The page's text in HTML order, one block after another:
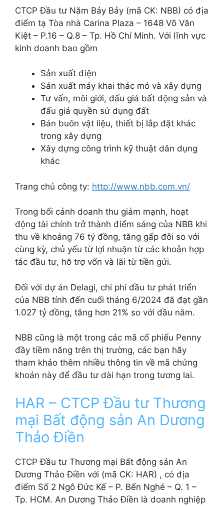
CTCP Đầu tư Năm Bảy Bảy (mã CK: NBB) có địa
điểm tạ Tòa nhà Carina Plaza – 1648 Võ Văn
Kiệt – P.16 – Q.8 – Tp. Hồ Chí Minh. Với lĩnh vực
kinh doanh bao gồm
Sản xuất điện
Sản xuất máy khai thác mỏ và xây dựng
Tư vấn, môi giới, đấu giá bất động sản và
đấu giá quyền sử dụng đất
Bán buôn vật liệu, thiết bị lắp đặt khác
trong xây dựng
Xây dựng công trình kỹ thuật dân dụng
khác
Trang chủ công ty: http://www.nbb.com.vn/
Trong bối cảnh doanh thu giảm mạnh, hoạt
động tài chính trở thành điểm sáng của NBB khi
thu về khoảng 76 tỷ đồng, tăng gấp đôi so với
cùng kỳ, chủ yếu từ lợi nhuận từ các khoản hợp
tác đầu tư, hỗ trợ vốn và lãi từ tiền gửi.
Đối với dự án Delagi, chi phí đầu tư phát triển
của NBB tính đến cuối tháng 6/2024 đã đạt gần
1.027 tỷ đồng, tăng hơn 21% so với đầu năm.
NBB cũng là một trong các mã cổ phiếu Penny
đầy tiềm năng trên thị trường, các bạn hãy
tham khảo thêm nhiều thông tin về mã chứng
khoán này để đầu tư dài hạn trong tương lai.
HAR – CTCP Đầu tư Thương
mại Bất động sản An Dương
Thảo Điền
CTCP Đầu tư Thương mại Bất động sản An
Dương Thảo Điền với (mã CK: HAR) , có địa
điểm Số 2 Ngô Đức Kế – P. Bến Nghé – Q. 1 –
Tp. HCM. An Dương Thảo Điền là doanh nghiệp